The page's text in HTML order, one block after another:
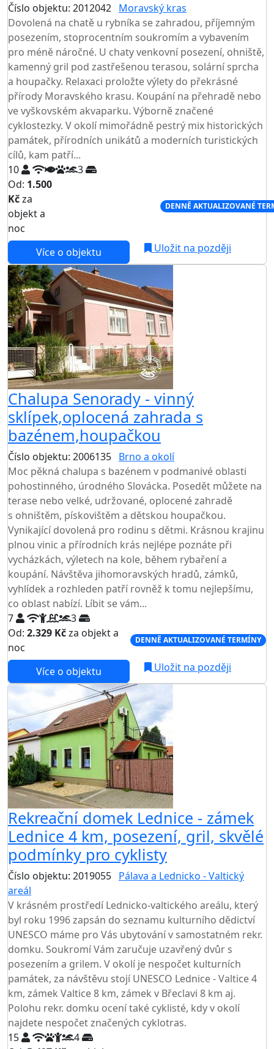
Číslo objektu: 2012042 Moravský kras
Dovolená na chatě u rybníka se zahradou, příjemným
posezením, stoprocentním soukromím a vybavením
pro méně náročné. U chaty venkovní posezení, ohniště,
kamenný gril pod zastřešenou terasou, solární sprcha
a houpačky. Relaxaci proložte výlety do překrásné
přírody Moravského krasu. Koupání na přehradě nebo
ve vyškovském akvaparku. Výborně značené
cyklostezky. V okolí mimořádně pestrý mix historických
památek, přírodních unikátů a moderních turistických
cílů, kam patří...
10
3
Od: 1.500
Kčza
objekt a
noc
DENNĚ AKTUALIZOVANÉ
Více o objektu Uložit na později
Chalupa Senorady - vinný
sklípek,oplocená zahrada s
bazénem,houpačkou
Číslo objektu: 2006135 Brno a okolí
Moc pěkná chalupa s bazénem v podmanivé oblasti
pohostinného, úrodného Slovácka. Posedět můžete na
terase nebo velké, udržované, oplocené zahradě
s ohništěm, pískovištěm a dětskou houpačkou.
Vynikající dovolená pro rodinu s dětmi. Krásnou krajinu
plnou vinic a přírodních krás nejlépe poznáte při
vycházkách, výletech na kole, během rybaření a
koupání. Návštěva jihomoravských hradů, zámků,
vyhlídek a rozhleden patří rovněž k tomu nejlepšímu,
co oblast nabízí. Líbit se vám...
7
3
Od: 2.329 Kčza objekt a
noc
DENNĚ AKTUALIZOVANÉ TERMÍNY
Více o objektu Uložit na později
Rekreační domek Lednice - zámek
Lednice 4 km, posezení, gril, skvělé
podmínky pro cyklisty
Číslo objektu: 2019055 Pálava a Lednicko - Valtický
areál
V krásném prostředí Lednicko-valtického areálu, který
byl roku 1996 zapsán do seznamu kulturního dědictví
UNESCO máme pro Vás ubytování v samostatném rekr.
domku. Soukromí Vám zaručuje uzavřený dvůr s
posezením a grilem. V okolí je nespočet kulturních
památek, za návštěvu stojí UNESCO Lednice - Valtice 4
km, zámek Valtice 8 km, zámek v Břeclavi 8 km aj.
Polohu rekr. domku ocení také cyklisté, kdy v okolí
najdete nespočet značených cyklotras.
15
4